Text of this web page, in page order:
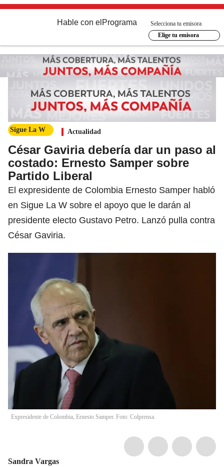
Hable con el Programa
Selecciona tu emisora
Elige tu emisora
Sigue La W Actualidad
César Gaviria debería dar un paso al
costado: Ernesto Samper sobre
Partido Liberal
El expresidente de Colombia Ernesto Samper habló
en Sigue La W sobre el apoyo que le darán al
presidente electo Gustavo Petro. Lanzó pulla contra
César Gaviria.
Expresidente de Colombia, Ernesto Samper. Foto: Colprensa.
Sandra Vargas